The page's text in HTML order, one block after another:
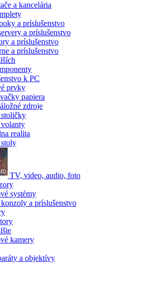
a kancelária
a príslušenstvo
a príslušenstvo
a príslušenstvo
a príslušenstvo
k PC
prvky
papiera
zdroje
realita
TV, video, audio, foto
systémy
a príslušenstvo
kamery
a objektívy